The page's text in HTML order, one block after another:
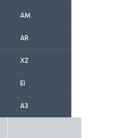
AM
AR
XZ
EI
A3